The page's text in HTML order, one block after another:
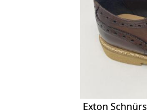
Exton